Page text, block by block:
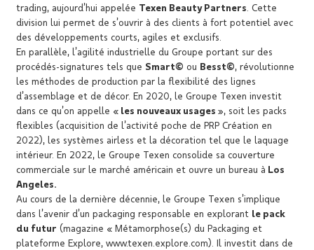
trading, aujourd’hui appelée Texen Beauty Partners . Cette
division lui permet de s’ouvrir à des clients à fort potentiel avec
des développements courts, agiles et exclusifs.
En parallèle, l’agilité industrielle du Groupe portant sur des
procédés-signatures tels que Smart© ou Besst©, révolutionne
les méthodes de production par la flexibilité des lignes
d’assemblage et de décor. En 2020, le Groupe Texen investit
dans ce qu’on appelle « les nouveaux usages », soit les packs
flexibles (acquisition de l’activité poche de PRP Création en
2022), les systèmes airless et la décoration tel que le laquage
intérieur. En 2022, le Groupe Texen consolide sa couverture
commerciale sur le marché américain et ouvre un bureau à Los
Angeles.
Au cours de la dernière décennie, le Groupe Texen s’implique
dans l’avenir d’un packaging responsable en explorant le pack
du futur (magazine « Métamorphose(s) du Packaging et
plateforme Explore, www.texen.explore.com). Il investit dans de